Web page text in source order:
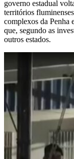
governo estadual
territórios
complexos da Penha
que, segundo as
outros estados.